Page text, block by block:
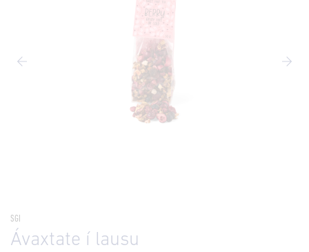
SGI
Ávaxtate í lausu